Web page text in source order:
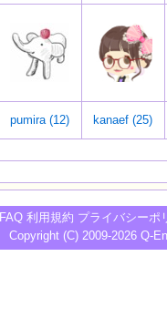
pumira (12) kanaef (25)
FAQ 利用規約 プライバシーポ
Copyright (C) 2009-2026 Q-